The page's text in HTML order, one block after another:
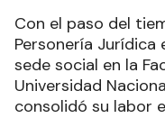
Con el paso del
Personería Jurídica
sede social en la
Universidad
consolidó su labor